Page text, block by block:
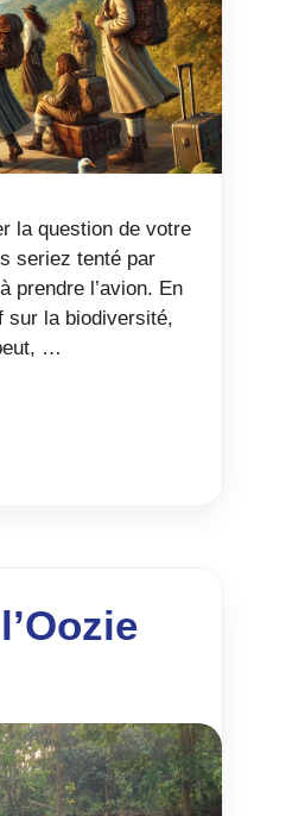
la question de votre
seriez tenté par
prendre l’avion. En
sur la biodiversité,
…